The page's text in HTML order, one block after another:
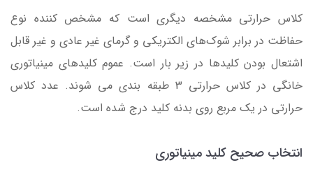
کلاس حرارتی مشخصه دیگری است که مشخص کننده نوع
حفاظت در برابر شوک‌های الکتریکی و گرمای غیر عادی و غیر قابل
اشتعال بودن کلیدها در زیر بار است. عموم کلیدهای مینیاتوری
خانگی در کلاس حرارتی 3 طبقه بندی می شوند. عدد کلاس
حرارتی در یک مربع روی بدنه کلید درج شده است.
انتخاب صحیح کلید مینیاتوری